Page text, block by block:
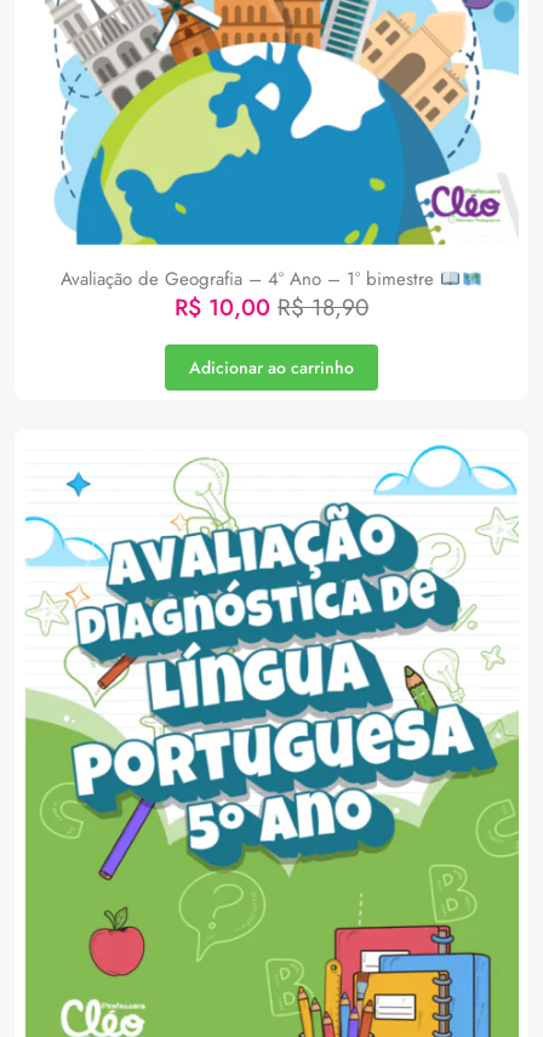
Avaliação de Geografia – 4º Ano – 1° bimestre
R$ 10,00 R$18,90
Adicionar ao carrinho